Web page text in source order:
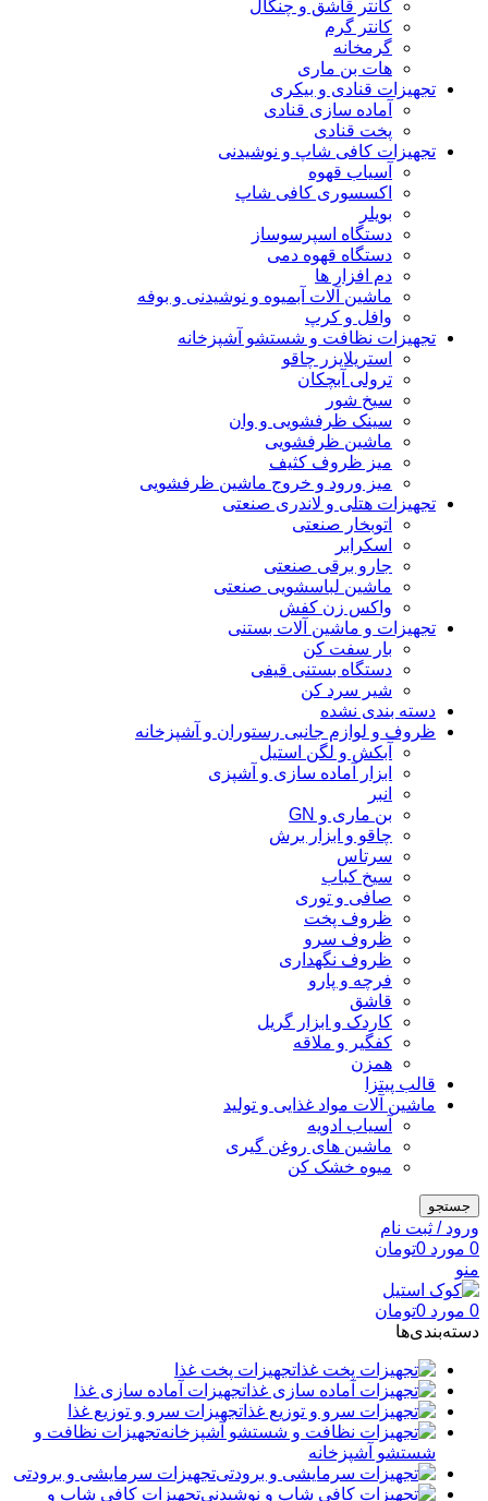
کانتر قاشق و چنگال
کانتر گرم
گرمخانه
هات بن ماری
تجهیزات قنادی و بیکری
آماده سازی قنادی
پخت قنادی
تجهیزات کافی شاپ و نوشیدنی
آسیاب قهوه
اکسسوری کافی شاپ
بویلر
دستگاه اسپرسوساز
دستگاه قهوه دمی
دم افزار ها
ماشین آلات آبمیوه و نوشیدنی و بوفه
وافل و کرپ
تجهیزات نظافت و شستشو آشپزخانه
استریلایزر چاقو
ترولی آبچکان
سیخ شور
سینک ظرفشویی و وان
ماشین ظرفشویی
میز ظروف کثیف
میز ورود و خروج ماشین ظرفشویی
تجهیزات هتلی و لاندری صنعتی
اتوبخار صنعتی
اسکرابر
جارو برقی صنعتی
ماشین لباسشویی صنعتی
واکس زن کفش
تجهیزات و ماشین آلات بستنی
بار سفت کن
دستگاه بستنی قیفی
شیر سرد کن
دسته بندی نشده
ظروف و لوازم جانبی رستوران و آشپزخانه
آبکش و لگن استیل
ابزار آماده سازی و آشپزی
انبر
بن ماری و GN
چاقو و ابزار برش
سرتاس
سیخ کباب
صافی و توری
ظروف پخت
ظروف سرو
ظروف نگهداری
فرچه و پارو
قاشق
کاردک و ابزار گریل
کفگیر و ملاقه
همزن
قالب پیتزا
ماشین آلات مواد غذایی و تولید
آسیاب ادویه
ماشین های روغن گیری
میوه خشک کن
جستجو
ورود / ثبت نام
0 مورد 0تومان
منو
0 مورد 0تومان
دسته‌بندی‌ها
تجهیزات پخت غذا
تجهیزات آماده سازی غذا
تجهیزات سرو و توزیع غذا
تجهیزات نظافت و
شستشو آشپزخانه
تجهیزات سرمایشی و برودتی
تجهیزات کافی شاپ و